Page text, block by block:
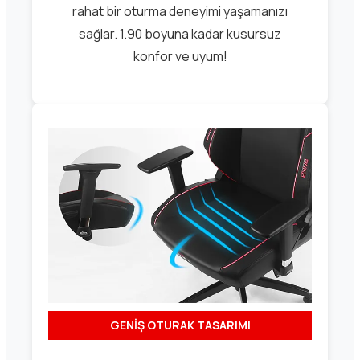
rahat bir oturma deneyimi yaşamanızı
sağlar. 1.90 boyuna kadar kusursuz
konfor ve uyum!
GENİŞ OTURAK TASARIMI